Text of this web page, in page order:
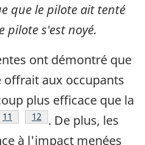
que le pilote ait tenté
pilote s'est noyé.
ont démontré que
offrait aux occupants
plus efficace que la
Note de bas de page
11 Note de bas de page
12 . De plus, les
à l'impact menées